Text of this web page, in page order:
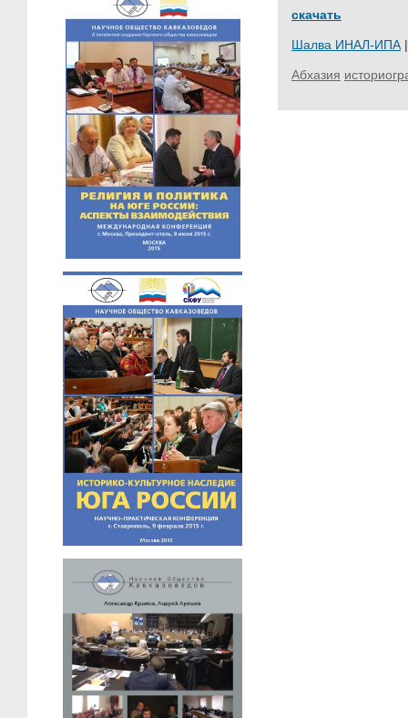
скачать
Шалва ИНАЛ-ИПА
Абхазия